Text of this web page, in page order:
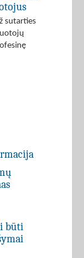
sutarties
būti